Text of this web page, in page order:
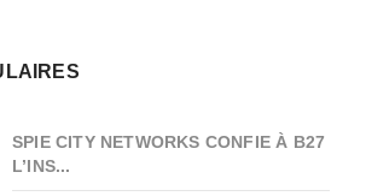
SPIE CITY NETWORKS CONFIE À B27
L’INS...